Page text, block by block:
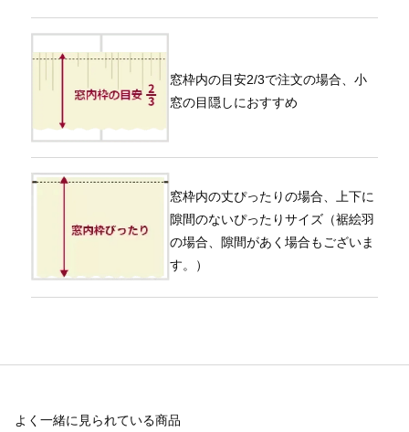
窓枠内の目安2/3で注文の場合、小
窓の目隠しにおすすめ
窓枠内の丈ぴったりの場合、上下に
隙間のないぴったりサイズ（裾絵羽
の場合、隙間があく場合もございま
す。）
よく一緒に見られている商品